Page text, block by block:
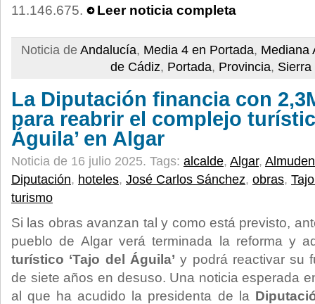
11.146.675.
Leer noticia completa
Noticia de Andalucía, Media 4 en Portada, Mediana
de Cádiz, Portada, Provincia, Sierra
La Diputación financia con
para reabrir el complejo
Águila’ en Algar
Noticia de 16 julio 2025. Tags: alcalde, Algar,
Diputación, hoteles, José Carlos Sánchez, obras,
turismo
Si las obras avanzan tal y como está previsto,
pueblo de Algar verá terminada la reforma y
turístico ‘Tajo del Águila’ y podrá reactivar su
de siete años en desuso. Una noticia esperada
al que ha acudido la presidenta de la